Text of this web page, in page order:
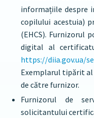
informațiile despre
copilului acestuia)
(EHCS). Furnizorul
digital al
https://diia.gov.ua/
Exemplarul tipărit
de către furnizor.
Furnizorul de
solicitantului